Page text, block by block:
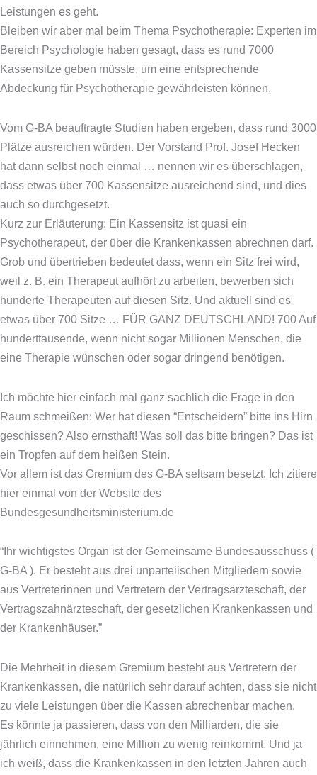
Leistungen es geht.
Bleiben wir aber mal beim Thema Psychotherapie: Experten im
Bereich Psychologie haben gesagt, dass es rund 7000
Kassensitze geben müsste, um eine entsprechende
Abdeckung für Psychotherapie gewährleisten können.
Vom G-BA beauftragte Studien haben ergeben, dass rund 3000
Plätze ausreichen würden. Der Vorstand Prof. Josef Hecken
hat dann selbst noch einmal … nennen wir es überschlagen,
dass etwas über 700 Kassensitze ausreichend sind, und dies
auch so durchgesetzt.
Kurz zur Erläuterung: Ein Kassensitz ist quasi ein
Psychotherapeut, der über die Krankenkassen abrechnen darf.
Grob und übertrieben bedeutet dass, wenn ein Sitz frei wird,
weil z. B. ein Therapeut aufhört zu arbeiten, bewerben sich
hunderte Therapeuten auf diesen Sitz. Und aktuell sind es
etwas über 700 Sitze … FÜR GANZ DEUTSCHLAND! 700 Auf
hunderttausende, wenn nicht sogar Millionen Menschen, die
eine Therapie wünschen oder sogar dringend benötigen.
Ich möchte hier einfach mal ganz sachlich die Frage in den
Raum schmeißen: Wer hat diesen “Entscheidern” bitte ins Hirn
geschissen? Also ernsthaft! Was soll das bitte bringen? Das ist
ein Tropfen auf dem heißen Stein.
Vor allem ist das Gremium des G-BA seltsam besetzt. Ich zitiere
hier einmal von der Website des
Bundesgesundheitsministerium.de
“Ihr wichtigstes Organ ist der Gemeinsame Bundesausschuss (
G-BA ). Er besteht aus drei unparteiischen Mitgliedern sowie
aus Vertreterinnen und Vertretern der Vertragsärzteschaft, der
Vertragszahnärzteschaft, der gesetzlichen Krankenkassen und
der Krankenhäuser.”
Die Mehrheit in diesem Gremium besteht aus Vertretern der
Krankenkassen, die natürlich sehr darauf achten, dass sie nicht
zu viele Leistungen über die Kassen abrechenbar machen.
Es könnte ja passieren, dass von den Milliarden, die sie
jährlich einnehmen, eine Million zu wenig reinkommt. Und ja
ich weiß, dass die Krankenkassen in den letzten Jahren auch